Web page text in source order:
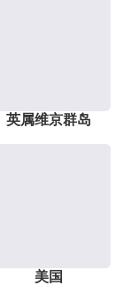
英属维京群岛
美国